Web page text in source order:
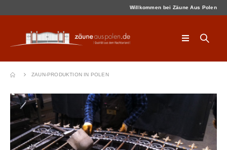
Willkommen bei Zäune Aus Polen
ZAUN-PRODUKTION IN POLEN